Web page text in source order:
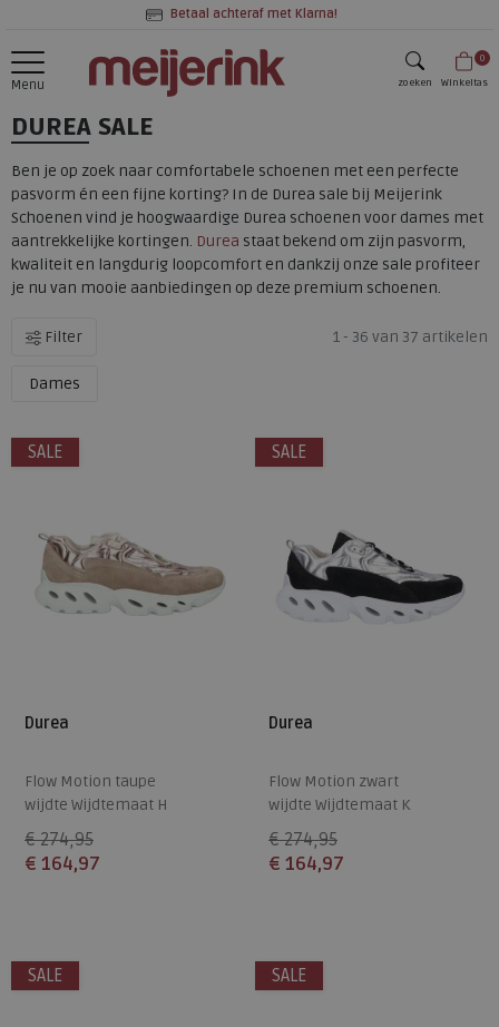
Betaal achteraf met Klarna!
Menu zoeken
0
Winkeltas
DUREA SALE
Ben je op zoek naar comfortabele schoenen met een perfecte
pasvorm én een fijne korting? In de Durea sale bij Meijerink
Schoenen vind je hoogwaardige Durea schoenen voor dames met
aantrekkelijke kortingen. Durea staat bekend om zijn pasvorm,
kwaliteit en langdurig loopcomfort en dankzij onze sale profiteer
je nu van mooie aanbiedingen op deze premium schoenen.
Filter 1 - 36 van 37 artikelen
Dames
SALE
Durea
Flow Motion taupe
wijdte Wijdtemaat H
€ 274,95
€ 164,97
7
SALE
Durea
Flow Motion zwart
wijdte Wijdtemaat K
€ 274,95
€ 164,97
7,5
SALE SALE